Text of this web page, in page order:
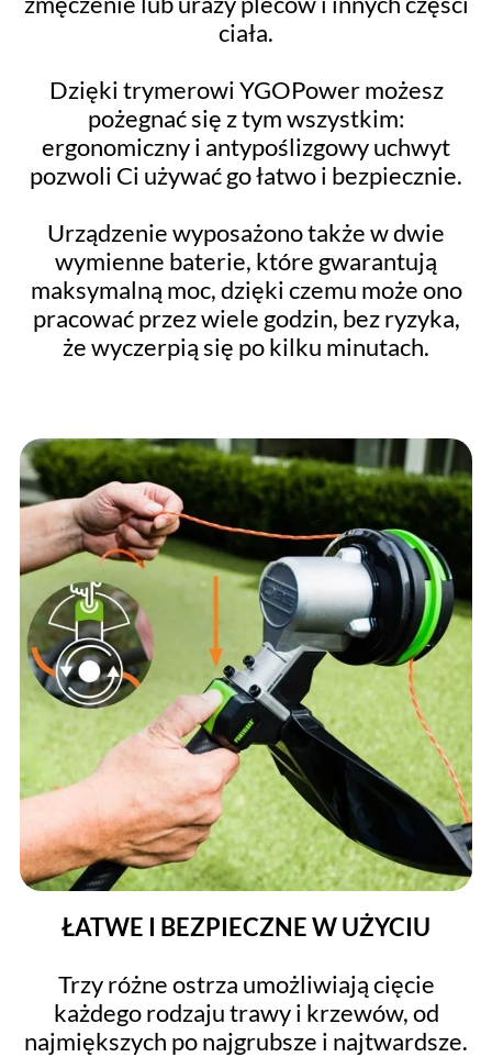
ciała.
Dzięki trymerowi YGOPower możesz
pożegnać się z tym wszystkim:
ergonomiczny i antypoślizgowy uchwyt
pozwoli Ci używać go łatwo i bezpiecznie.
Urządzenie wyposażono także w dwie
wymienne baterie, które gwarantują
maksymalną moc, dzięki czemu może ono
pracować przez wiele godzin, bez ryzyka,
że wyczerpią się po kilku minutach.
ŁATWE I BEZPIECZNE W UŻYCIU
Trzy różne ostrza umożliwiają cięcie
każdego rodzaju trawy i krzewów, od
najmiększych po najgrubsze i najtwardsze.